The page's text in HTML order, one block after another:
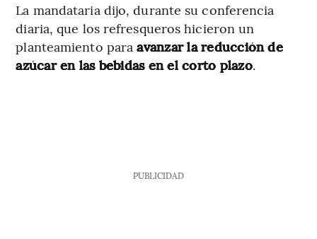
La mandataria dijo, durante su conferencia
diaria, que los refresqueros hicieron un
planteamiento para avanzar la reducción de
azúcar en las bebidas en el corto plazo.
PUBLICIDAD